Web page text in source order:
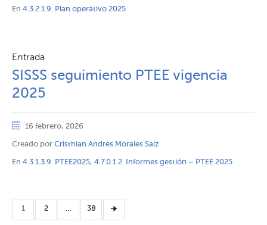
En 4.3.2.1.9. Plan operativo 2025
Entrada
SISSS seguimiento PTEE vigencia
2025
16 febrero, 2026
Creado por Cristhian Andres Morales Saiz
En 4.3.1.3.9. PTEE2025, 4.7.0.1.2. Informes gestión – PTEE 2025
1 2 … 38